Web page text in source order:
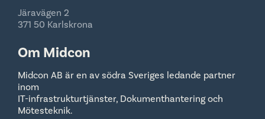
Järavägen 2
371 50 Karlskrona
Om Midcon
Midcon AB är en av södra Sveriges ledande partner
inom
IT-infrastrukturtjänster, Dokumenthantering och
Mötesteknik.